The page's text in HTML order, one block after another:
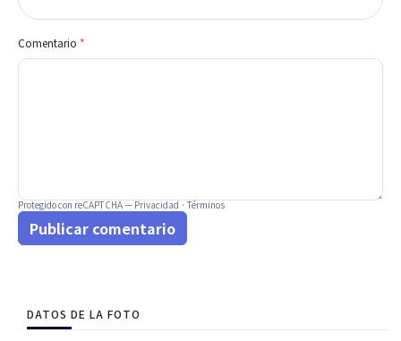
Comentario *
Protegido con reCAPTCHA —Privacidad·Términos
Publicar comentario
DATOS DE LA FOTO